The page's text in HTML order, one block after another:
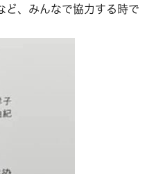
、みんなで協力する時で